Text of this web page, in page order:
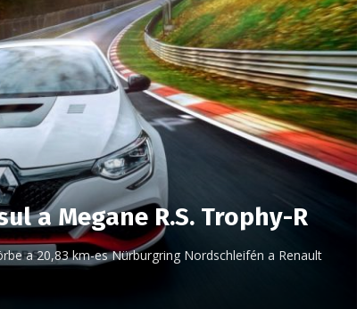
a Megane R.S. Trophy-R
a 20,83 km-es Nürburgring Nordschleifén a Renault